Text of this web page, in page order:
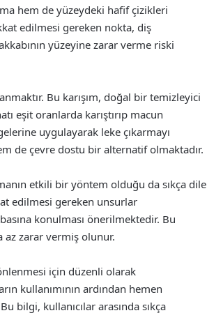
hem de yüzeydeki hafif çizikleri
edilmesi gereken nokta, diş
yüzeyine zarar verme riski
Bu karışım, doğal bir temizleyici
eşit oranlarda karıştırıp macun
uygulayarak leke çıkarmayı
de çevre dostu bir alternatif olmaktadır.
etkili bir yöntem olduğu da sıkça dile
edilmesi gereken unsurlar
konulması önerilmektedir. Bu
az zarar vermiş olunur.
için düzenli olarak
kullanımının ardından hemen
bilgi, kullanıcılar arasında sıkça